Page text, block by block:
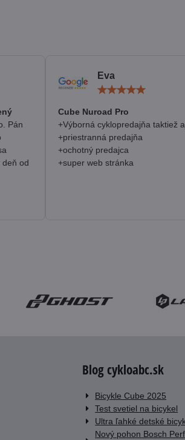
Pán
deň od
Eva
Cube Nuroad Pro
+Výborná cyklopredajňa taktiež
+priestranná predajňa
+ochotný predajca
+super web stránka
Blog cykloabc.sk
Bicykle Cube 2025
Test svetiel na bicykel
Ultra ľahké detské
Nový pohon Bosch